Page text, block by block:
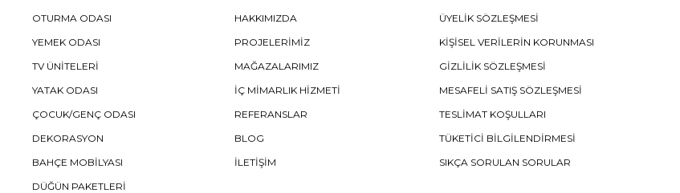
OTURMA ODASI
YEMEK ODASI
TV ÜNİTELERİ
YATAK ODASI
ÇOCUK/GENÇ ODASI
DEKORASYON
BAHÇE MOBİLYASI
DÜĞÜN PAKETLERİ
HAKKIMIZDA
PROJELERİMİZ
MAĞAZALARIMIZ
İÇ MİMARLIK HİZMETİ
REFERANSLAR
BLOG
İLETİŞİM
ÜYELİK SÖZLEŞMESİ
KİŞİSEL VERİLERİN KORUNMASI
GİZLİLİK SÖZLEŞMESİ
MESAFELİ SATIŞ SÖZLEŞMESİ
TESLİMAT KOŞULLARI
TÜKETİCİ BİLGİLENDİRMESİ
SIKÇA SORULAN SORULAR